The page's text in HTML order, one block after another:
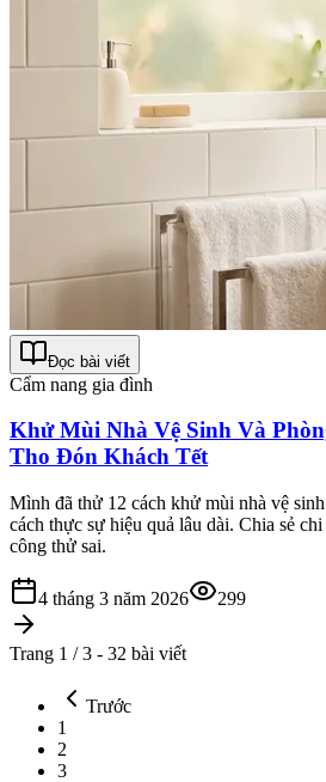
Đọc bài viết
Cẩm nang gia đình
Khử Mùi Nhà Vệ Sinh Và
Tho Đón Khách Tết
Mình đã thử 12 cách khử mùi nhà vệ
cách thực sự hiệu quả lâu dài. Chia sẻ
công thử sai.
4 tháng 3 năm 2026 299
Trang 1 / 3 - 32 bài viết
Trước
1
2
3